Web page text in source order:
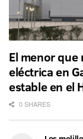
El menor
eléctrica en
estable en el
0 SHARES